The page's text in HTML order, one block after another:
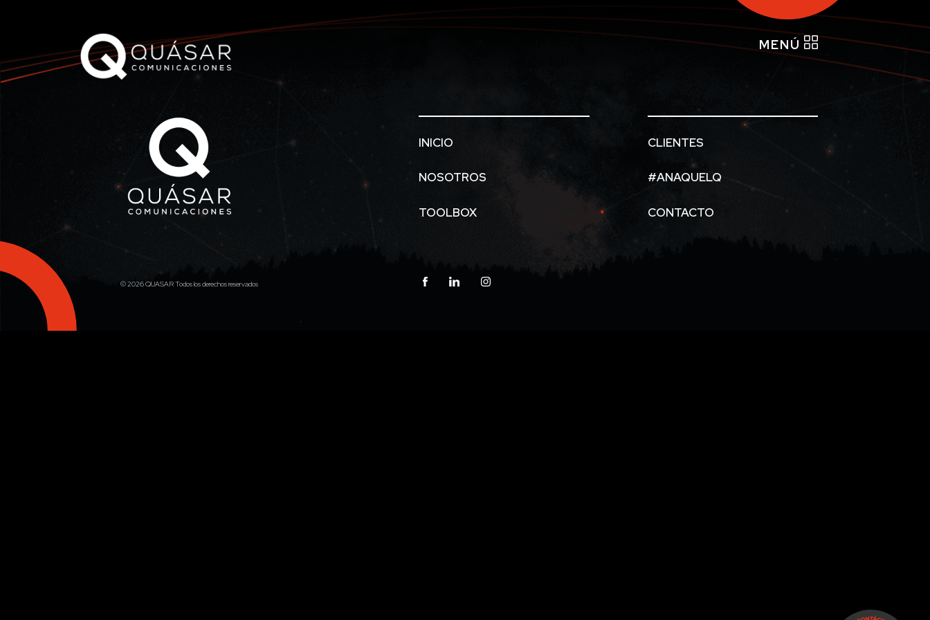
MENÚ
INICIO
NOSOTROS
TOOLBOX
CLIENTES
#ANAQUELQ
CONTACTO
© 2026 QUASAR Todos los derechos reservados